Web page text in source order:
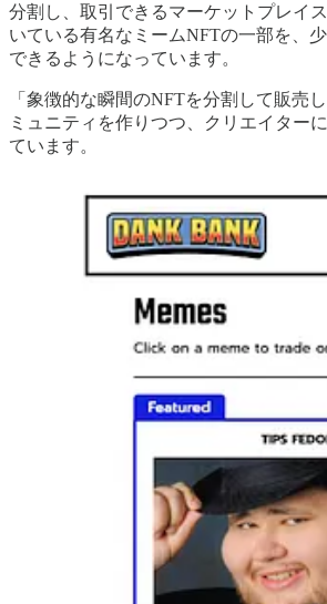
分割し、取引できるマーケットプレイ
いている有名なミームNFTの一部を、
できるようになっています。
「象徴的な瞬間のNFTを分割して販売
ミュニティを作りつつ、クリエイター
ています。